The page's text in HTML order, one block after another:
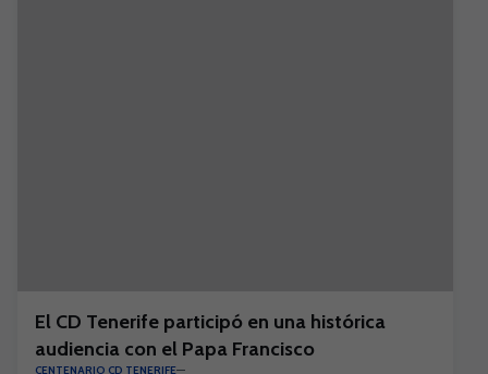
El CD Tenerife participó en una histórica
audiencia con el Papa Francisco
CENTENARIO CD TENERIFE